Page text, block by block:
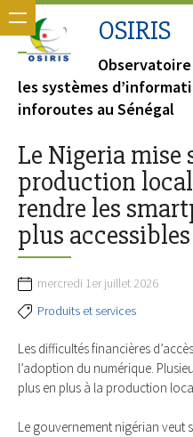
OSIRIS
les systèmes
inforoutes au Sénégal
Le Nigeria mise
production
rendre les
plus accessibles
mercredi 1er juillet 2026
Produits et services
Les difficultés financières
l’adoption du numérique.
plus en plus à la production
Le gouvernement nigérian